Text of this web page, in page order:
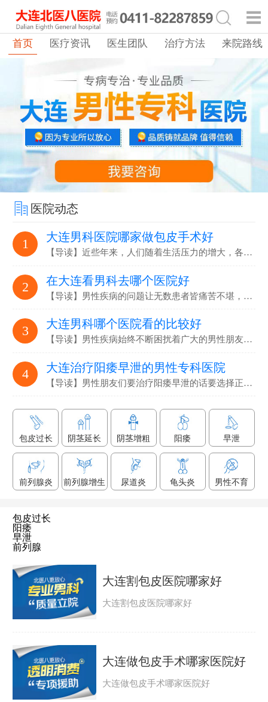
首页 医疗资讯 医生团队 治疗方法 来院路线
医院动态
1 大连男科医院哪家做包皮手术好
【导读】近些年来，人们随着生活压力的增大，各…
2 在大连看男科去哪个医院好
【导读】男性疾病的问题让无数患者皆痛苦不堪，要选…
3 大连男科哪个医院看的比较好
【导读】男性疾病始终不断困扰着广大的男性朋友们，解决男性疾病…
4 大连治疗阳痿早泄的男性专科医院
【导读】男性朋友们要治疗阳痿早泄的话要选择正规专业的男科医院…
包皮过长 阴茎延长 阴茎增粗 阳痿 早泄
前列腺炎 前列腺增生 尿道炎 龟头炎 男性不育
包皮过长
阳痿
早泄
前列腺
大连割包皮医院哪家好
大连割包皮医院哪家好
大连做包皮手术哪家医院好
大连做包皮手术哪家医院好